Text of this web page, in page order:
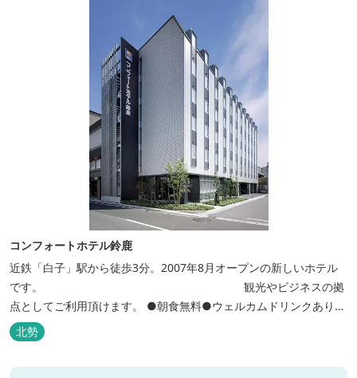
コンフォートホテル鈴鹿
近鉄「白子」駅から徒歩3分。2007年8月オープンの新しいホテル
です。 観光やビジネスの拠
点としてご利用頂けます。 ●朝食無料●ウェルカムドリンクあり●
全館無線ＬＡＮ対応● ●バリアフリー対応のユニバーサルルームあ
り●
北勢